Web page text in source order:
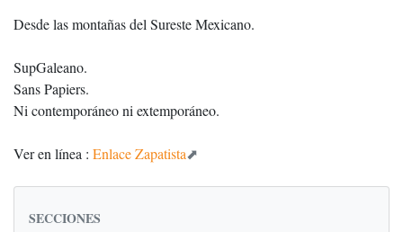
Desde las montañas del Sureste Mexicano.
SupGaleano.
Sans Papiers.
Ni contemporáneo ni extemporáneo.
Ver en línea : Enlace Zapatista
SECCIONES